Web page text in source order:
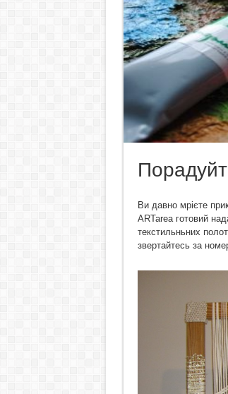
Ви давно мрієте
ARTarea готовий
текстильньних
звертайтесь за